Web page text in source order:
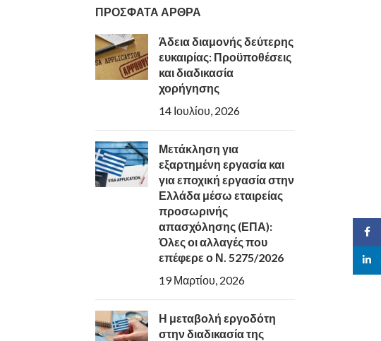
ΠΡΟΣΦΑΤΑ ΑΡΘΡΑ
Άδεια διαμονής δεύτερης
ευκαιρίας: Προϋποθέσεις
και διαδικασία
χορήγησης
14 Ιουλίου, 2026
Μετάκληση για
εξαρτημένη εργασία και
για εποχική εργασία στην
Ελλάδα μέσω εταιρείας
προσωρινής
απασχόλησης (ΕΠΑ):
Όλες οι αλλαγές που
επέφερε ο Ν. 5275/2026
19 Μαρτίου, 2026
Η μεταβολή εργοδότη
στην διαδικασία της